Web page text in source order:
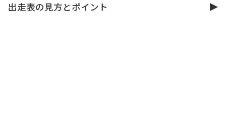
出走表の見方とポイント